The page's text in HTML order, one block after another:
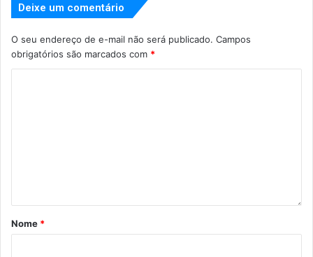
Deixe um comentário
O seu endereço de e-mail não será publicado. Campos
obrigatórios são marcados com *
Nome *